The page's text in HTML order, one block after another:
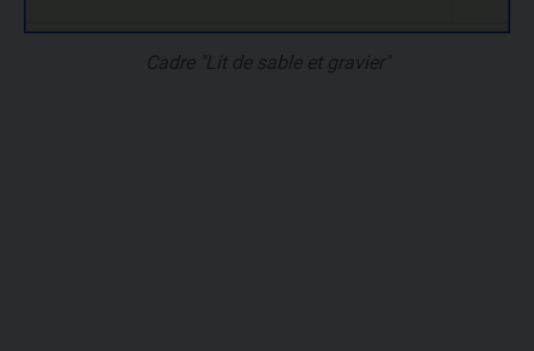
Cadre "Lit de sable et gravier"